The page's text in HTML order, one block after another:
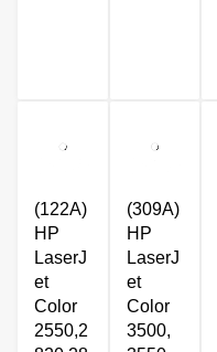
(122A)
HP
LaserJ
et
Color
2550,2
(309A)
HP
LaserJ
et
Color
3500,